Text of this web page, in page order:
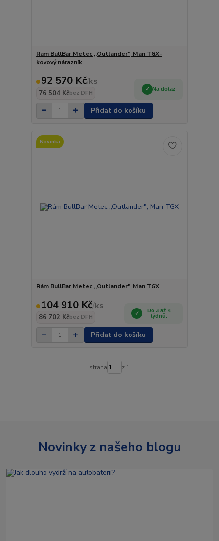
Rám BullBar Metec ,,Outlander", Man TGX-
kovový nárazník
92 570 Kč/ks
76 504 Kčbez DPH
Na dotaz
Přidat do košíku
Novinka
Rám BullBar Metec ,,Outlander", Man TGX
104 910 Kč/ks
86 702 Kčbez DPH
Do 3 až 4
týdnů.
Přidat do košíku
strana z 1
Novinky z našeho blogu